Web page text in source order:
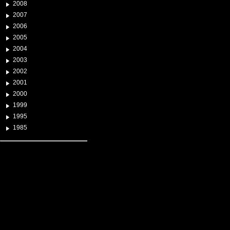
2008
2007
2006
2005
2004
2003
2002
2001
2000
1999
1995
1985